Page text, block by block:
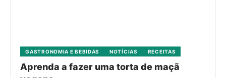
GASTRONOMIA E BEBIDAS NOTÍCIAS RECEITAS
Aprenda a fazer uma torta de maçã